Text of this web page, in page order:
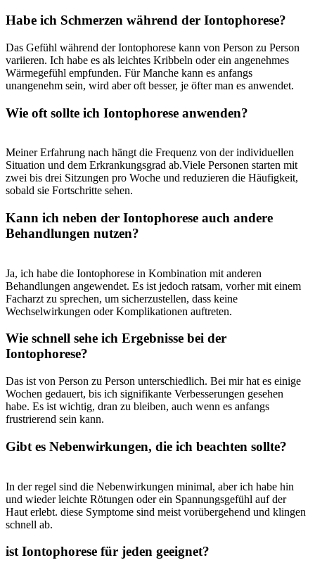
Habe⁣ ich Schmerzen während⁤ der Iontophorese?
Das ​Gefühl ⁤während ⁤der⁤ Iontophorese kann von ⁤Person zu Person
variieren. Ich habe‍ es als leichtes Kribbeln oder ein⁢ angenehmes
Wärmegefühl empfunden. Für⁣ Manche kann es anfangs
unangenehm sein, wird ​aber oft besser, je öfter man⁢ es anwendet.
Wie​ oft ⁢sollte ich Iontophorese anwenden?
Meiner Erfahrung nach hängt die Frequenz‍ von der individuellen
⁣Situation und ⁣dem Erkrankungsgrad ab.Viele Personen starten mit
zwei bis drei Sitzungen⁢ pro Woche und reduzieren die Häufigkeit,
‍sobald sie Fortschritte⁣ sehen.
Kann ich⁤ neben der Iontophorese‍ auch andere
Behandlungen nutzen?
Ja,⁢ ich habe die Iontophorese ⁤in Kombination mit ​anderen
Behandlungen angewendet. Es ist jedoch ratsam, vorher mit ‌einem​
Facharzt zu sprechen,⁢ um sicherzustellen, dass⁢ keine
Wechselwirkungen oder Komplikationen auftreten.
Wie schnell ​sehe ich Ergebnisse bei der
⁤Iontophorese?
Das ist von Person zu Person unterschiedlich. Bei mir hat es einige
Wochen gedauert, bis ⁤ich signifikante⁢ Verbesserungen gesehen
habe. Es ist wichtig, dran zu bleiben,⁣ auch wenn es anfangs
frustrierend ​sein⁣ kann.
Gibt es Nebenwirkungen, die ich beachten​ sollte?
In der regel sind die Nebenwirkungen minimal,​ aber‌ ich habe ⁣hin
und wieder leichte Rötungen oder ein Spannungsgefühl⁤ auf der
Haut erlebt. diese Symptome sind meist ‍vorübergehend und ⁤klingen
⁣schnell ab.
ist Iontophorese für jeden ‍geeignet?